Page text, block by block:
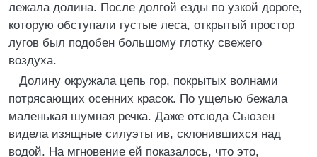
лежала долина. После долгой езды по узкой дороге,
которую обступали густые леса, открытый простор
лугов был подобен большому глотку свежего
воздуха.
Долину окружала цепь гор, покрытых волнами
потрясающих осенних красок. По ущелью бежала
маленькая шумная речка. Даже отсюда Сьюзен
видела изящные силуэты ив, склонившихся над
водой. На мгновение ей показалось, что это,